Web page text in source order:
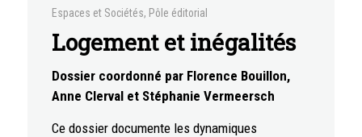
Espaces et Sociétés, Pôle éditorial
Logement et inégalités
Dossier coordonné par Florence Bouillon,
Anne Clerval et Stéphanie Vermeersch
Ce dossier documente les dynamiques